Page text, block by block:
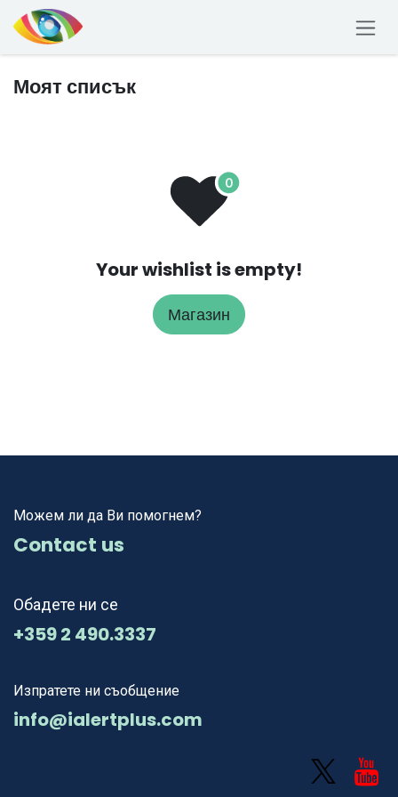
Преминете към съдържание
Моят списък
Your wishlist is empty!
Магазин
Можем ли да Ви помогнем?
Contact us
Обадете ни се
+359 2 490.3337
Изпратете ни съобщение
info@ialertplus.com